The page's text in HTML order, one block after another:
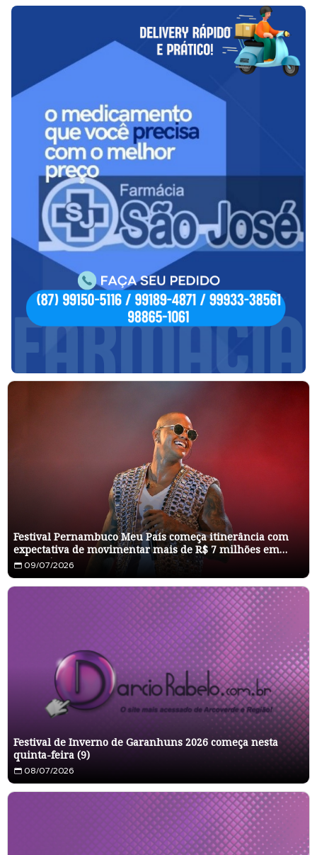
Festival Pernambuco Meu País começa itinerância com
expectativa de movimentar mais de R$ 7 milhões em
Pesqueira
09/07/2026
Festival de Inverno de Garanhuns 2026 começa nesta
quinta-feira (9)
08/07/2026